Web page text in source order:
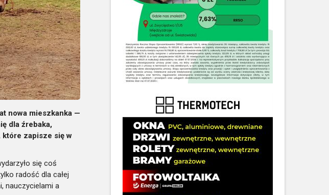
nowa mieszkanka —
dla źrebaka,
zapisze się w
się coś
radość dla całej
nauczycielami a